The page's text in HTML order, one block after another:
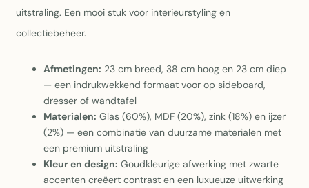
uitstraling. Een mooi stuk voor interieurstyling en
collectiebeheer.
Afmetingen: 23 cm breed, 38 cm hoog en 23 cm diep
— een indrukwekkend formaat voor op sideboard,
dresser of wandtafel
Materialen: Glas (60%), MDF (20%), zink (18%) en ijzer
(2%) — een combinatie van duurzame materialen met
een premium uitstraling
Kleur en design: Goudkleurige afwerking met zwarte
accenten creëert contrast en een luxueuze uitwerking